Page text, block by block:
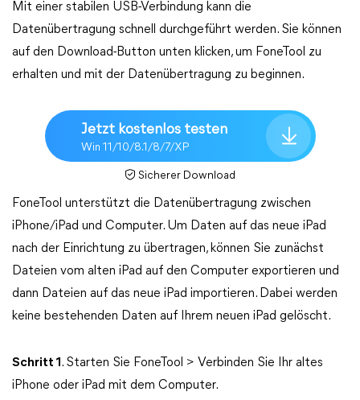
Mit einer stabilen USB-Verbindung kann die
Datenübertragung schnell durchgeführt werden. Sie können
auf den Download-Button unten klicken, um FoneTool zu
erhalten und mit der Datenübertragung zu beginnen.
Jetzt kostenlos testen
Win 11/10/8.1/8/7/XP
Sicherer Download
FoneTool unterstützt die Datenübertragung zwischen
iPhone/iPad und Computer. Um Daten auf das neue iPad
nach der Einrichtung zu übertragen, können Sie zunächst
Dateien vom alten iPad auf den Computer exportieren und
dann Dateien auf das neue iPad importieren. Dabei werden
keine bestehenden Daten auf Ihrem neuen iPad gelöscht.
Schritt 1 . Starten Sie FoneTool > Verbinden Sie Ihr altes
iPhone oder iPad mit dem Computer.